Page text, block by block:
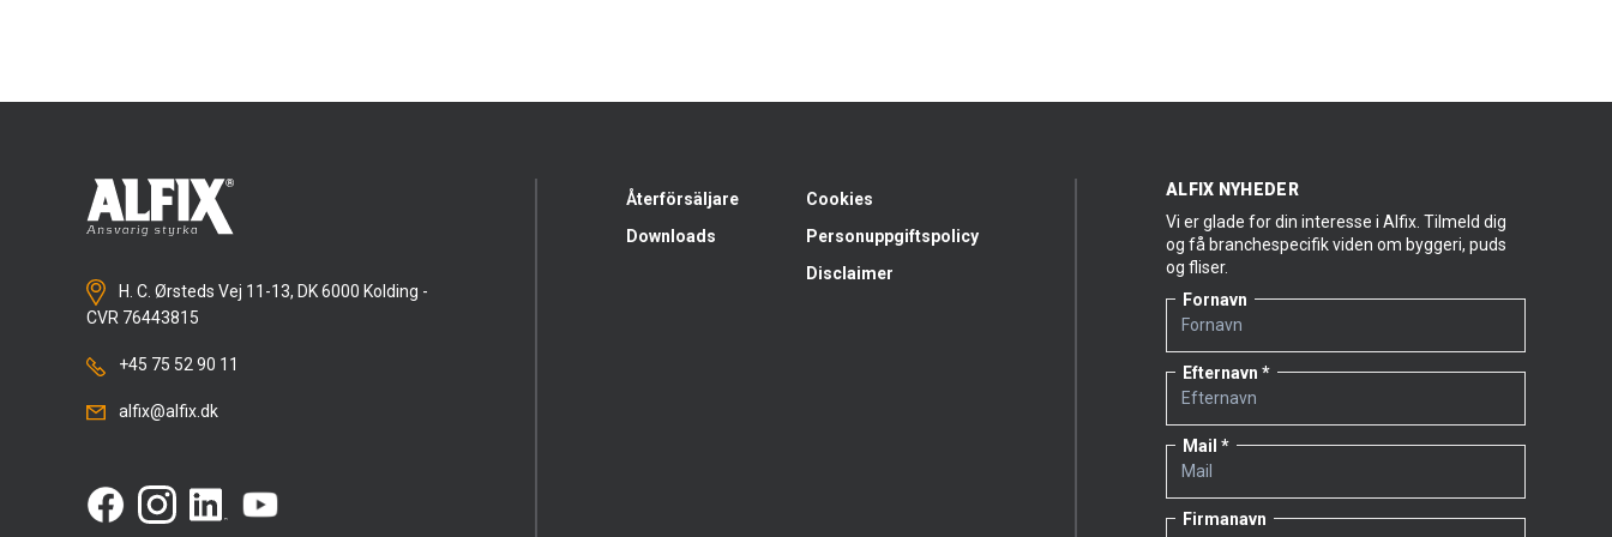
H. C. Ørsteds Vej 11-13, DK 6000 Kolding -
CVR 76443815
+45 75 52 90 11
alfix@alfix.dk
Återförsäljare
Downloads
Cookies
Personuppgiftspolicy
Disclaimer
ALFIX NYHEDER
Vi er glade for din interesse i Alfix. Tilmeld dig
og få branchespecifik viden om byggeri, puds
og fliser.
Fornavn
Efternavn
Mail
Firmanavn